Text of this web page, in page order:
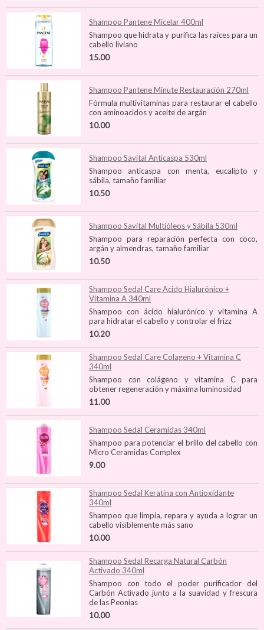
Shampoo Pantene Micelar 400ml
Shampoo que hidrata y purifica las raíces para un
cabello liviano
15.00
Shampoo Pantene Minute Restauración 270ml
Fórmula multivitaminas para restaurar el cabello
con aminoacidos y aceite de argán
10.00
Shampoo Savital Anticaspa 530ml
Shampoo anticaspa con menta, eucalipto y
sábila, tamaño familiar
10.50
Shampoo Savital Multióleos y Sábila 530ml
Shampoo para reparación perfecta con coco,
argán y almendras, tamaño familiar
10.50
Shampoo Sedal Care Acido Hialurónico +
Vitamina A 340ml
Shampoo con ácido hialurónico y vitamina A
para hidratar el cabello y controlar el frizz
10.20
Shampoo Sedal Care Colageno + Vitamina C
340ml
Shampoo con colágeno y vitamina C para
obtener regeneración y máxima luminosidad
11.00
Shampoo Sedal Ceramidas 340ml
Shampoo para potenciar el brillo del cabello con
Micro Ceramidas Complex
9.00
Shampoo Sedal Keratina con Antioxidante
340ml
Shampoo que limpia, repara y ayuda a lograr un
cabello visiblemente más sano
10.00
Shampoo Sedal Recarga Natural Carbón
Activado 340ml
Shampoo con todo el poder purificador del
Carbón Activado junto a la suavidad y frescura
de las Peonías
10.00